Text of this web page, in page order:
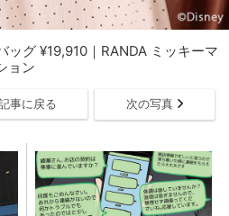
ッグ ¥19,910｜RANDA ミッキーマ
ョン
事に戻る 次の写真